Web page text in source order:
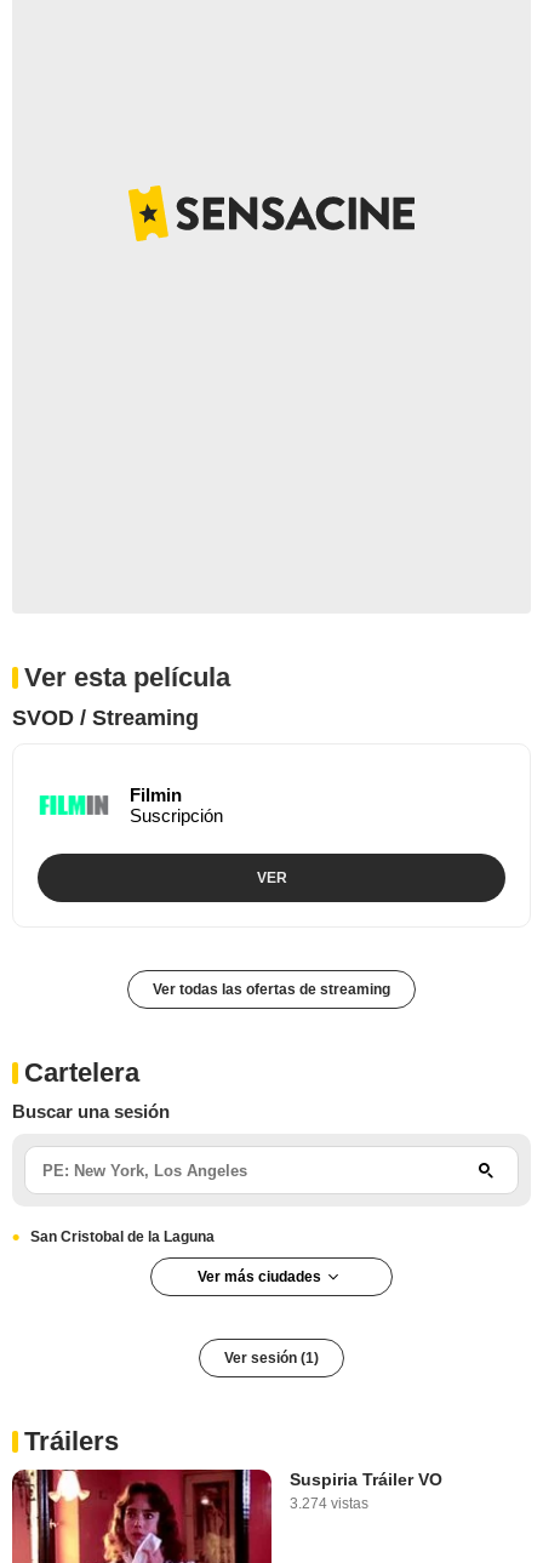
Ver esta película
SVOD / Streaming
Filmin
Suscripción
VER
Ver todas las ofertas de streaming
Cartelera
Buscar una sesión
San Cristobal de la Laguna
Ver más ciudades
Ver sesión (1)
Tráilers
Suspiria Tráiler VO
3.274 vistas